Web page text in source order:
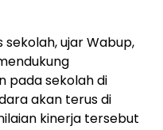
ujar Wabup,
pada sekolah di
akan terus di
kinerja tersebut